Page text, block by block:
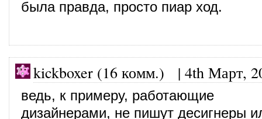
была правда, просто пиар ход.
kickboxer (16 комм.) | 4th Март,
ведь, к примеру, работающие
дизайнерами, не пишут десигнеры